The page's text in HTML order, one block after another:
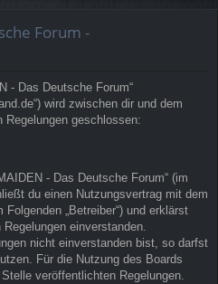
Forum -
- Das Deutsche Forum“
wird zwischen dir und dem
Regelungen geschlossen:
- Das Deutsche Forum“ (im
du einen Nutzungsvertrag mit dem
„Betreiber“) und erklärst
einverstanden.
nicht einverstanden bist, so darfst
Für die Nutzung des Boards
veröffentlichten Regelungen.